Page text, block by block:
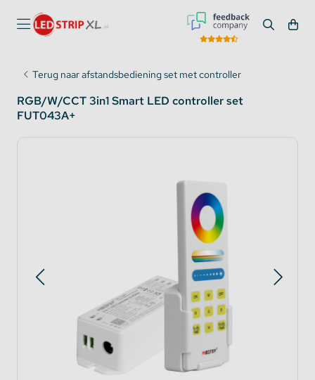
Terug naar afstandsbediening set met controller
RGB/W/CCT 3in1 Smart LED controller set
FUT043A+